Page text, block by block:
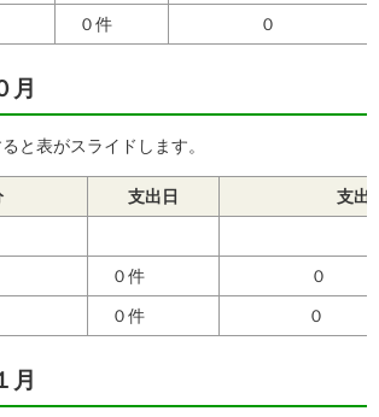
０件
月
と表がスライドします。
支出日 支出
０件
０件 ０
月